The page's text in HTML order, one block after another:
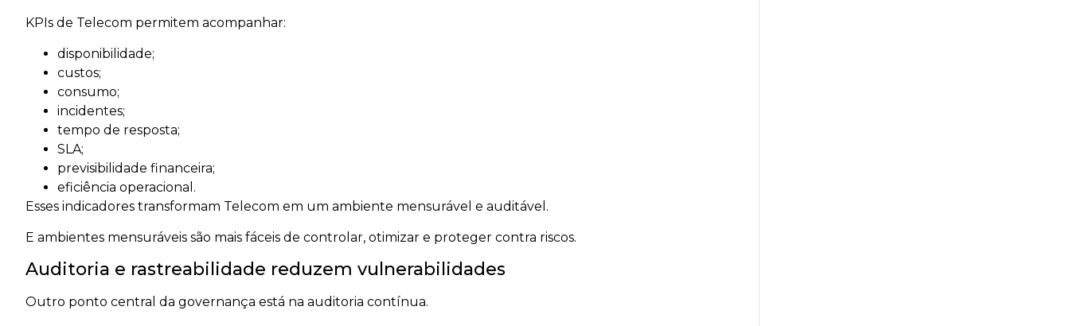
KPIs de Telecom permitem acompanhar:
disponibilidade;
custos;
consumo;
incidentes;
tempo de resposta;
SLA;
previsibilidade financeira;
eficiência operacional.
Esses indicadores transformam Telecom em um ambiente mensurável e auditável.
E ambientes mensuráveis são mais fáceis de controlar, otimizar e proteger contra riscos.
Auditoria e rastreabilidade reduzem vulnerabilidades
Outro ponto central da governança está na auditoria contínua.